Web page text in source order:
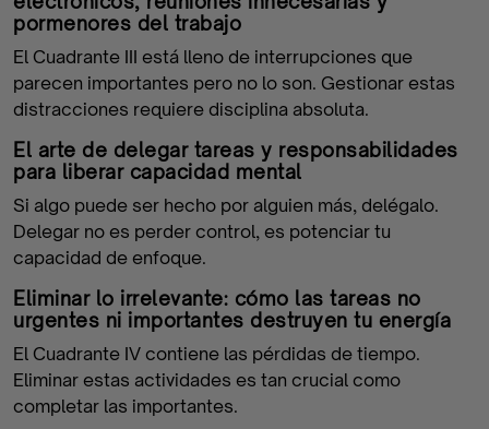
pormenores del trabajo
El Cuadrante III está lleno de interrupciones que
parecen importantes pero no lo son. Gestionar estas
distracciones requiere disciplina absoluta.
El arte de delegar tareas y responsabilidades
para liberar capacidad mental
Si algo puede ser hecho por alguien más, delégalo.
Delegar no es perder control, es potenciar tu
capacidad de enfoque.
Eliminar lo irrelevante: cómo las tareas no
urgentes ni importantes destruyen tu energía
El Cuadrante IV contiene las pérdidas de tiempo.
Eliminar estas actividades es tan crucial como
completar las importantes.